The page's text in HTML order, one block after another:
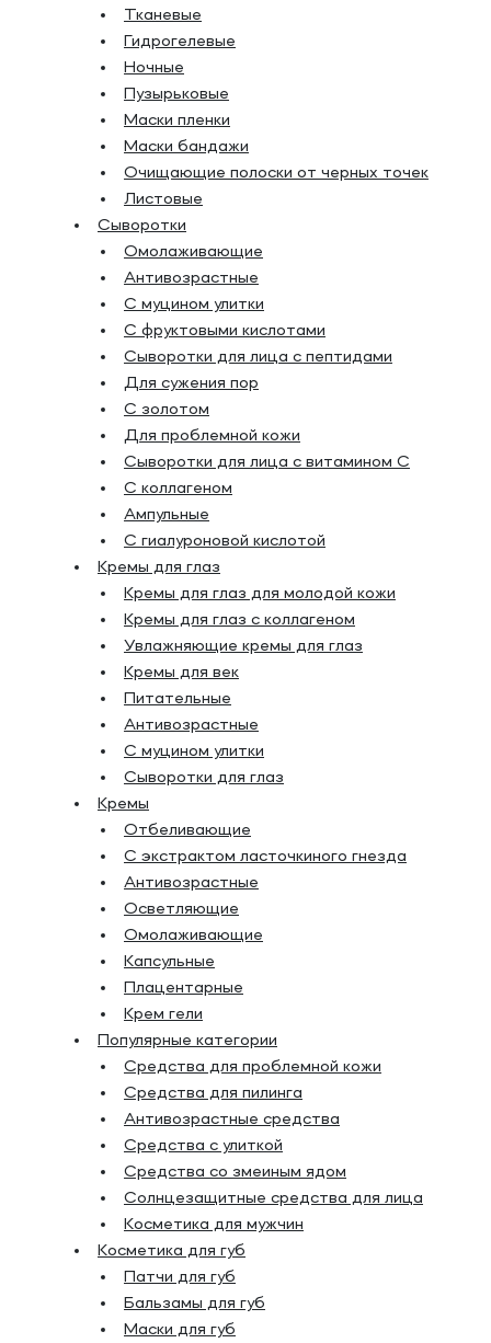
Тканевые
Гидрогелевые
Ночные
Пузырьковые
Маски пленки
Маски бандажи
Очищающие полоски от черных точек
Листовые
Сыворотки
Омолаживающие
Антивозрастные
С муцином улитки
С фруктовыми кислотами
Сыворотки для лица с пептидами
Для сужения пор
С золотом
Для проблемной кожи
Сыворотки для лица с витамином C
С коллагеном
Ампульные
С гиалуроновой кислотой
Кремы для глаз
Кремы для глаз для молодой кожи
Кремы для глаз с коллагеном
Увлажняющие кремы для глаз
Кремы для век
Питательные
Антивозрастные
С муцином улитки
Сыворотки для глаз
Кремы
Отбеливающие
С экстрактом ласточкиного гнезда
Антивозрастные
Осветляющие
Омолаживающие
Капсульные
Плацентарные
Крем гели
Популярные категории
Средства для проблемной кожи
Средства для пилинга
Антивозрастные средства
Средства с улиткой
Средства со змеиным ядом
Солнцезащитные средства для лица
Косметика для мужчин
Косметика для губ
Патчи для губ
Бальзамы для губ
Маски для губ